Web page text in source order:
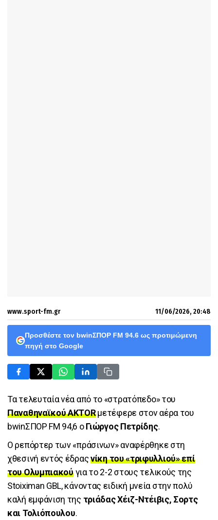
www.sport-fm.gr 11/06/2026, 20:48
Προσθέστε τον bwinΣΠΟΡ FM 94.6 ως προτιμώμενη
πηγή στο Google
Τα τελευταία νέα από το «στρατόπεδο» του
Παναθηναϊκού AKTORμετέφερε στον αέρα του
bwinΣΠΟΡ FM 94,6 οΓιώργος Πετρίδης.
Ο ρεπόρτερ των «πράσινων» αναφέρθηκε στη
χθεσινή εντός έδραςνίκη του «τριφυλλιού» επί
του Ολυμπιακούγια το 2-2 στους τελικούς της
Stoiximan GBL, κάνοντας ειδική μνεία στην πολύ
καλή εμφάνιση της τριάδας Χέιζ-Ντέιβις, Σορτς
και Τολιόπουλου.